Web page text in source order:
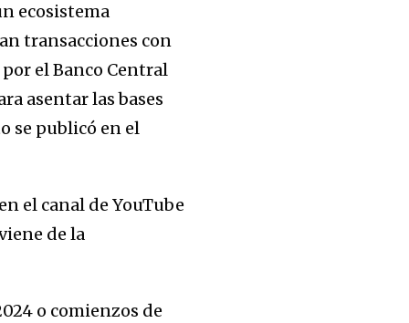
ecosistema
transacciones con
el Banco Central
asentar las bases
se publicó en el
en el canal de YouTube
de la
o comienzos de